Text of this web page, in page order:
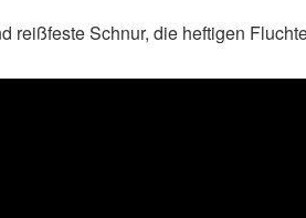
reißfeste Schnur, die heftigen